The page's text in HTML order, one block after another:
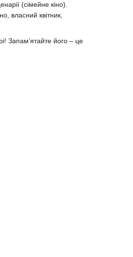
(сімейне кіно).
власний квітник,
Запам’ятайте його – це